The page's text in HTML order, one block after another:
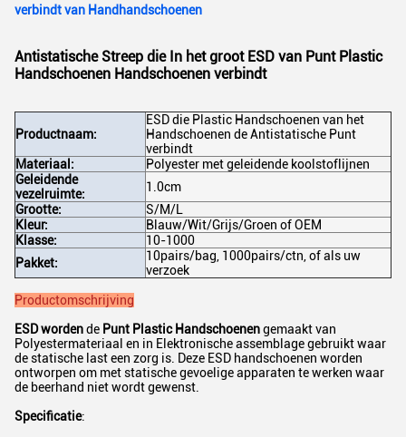
verbindt van Handhandschoenen
Antistatische Streep die In het groot ESD van Punt Plastic
Handschoenen Handschoenen verbindt
Productnaam:
ESD die Plastic Handschoenen van het
Handschoenen de Antistatische Punt
verbindt
Materiaal:
Polyester met geleidende koolstoflijnen
Geleidende
vezelruimte:
1.0cm
Grootte:
S/M/L
Kleur:
Blauw/Wit/Grijs/Groen of OEM
Klasse:
10-1000
Pakket:
10pairs/bag, 1000pairs/ctn, of als uw
verzoek
Productomschrijving
ESD wordende Punt Plastic Handschoenengemaakt van
Polyestermateriaal en in Elektronische assemblage gebruikt waar
de statische last een zorg is. Deze ESD handschoenen worden
ontworpen om met statische gevoelige apparaten te werken waar
de beerhand niet wordt gewenst.
Specificatie: